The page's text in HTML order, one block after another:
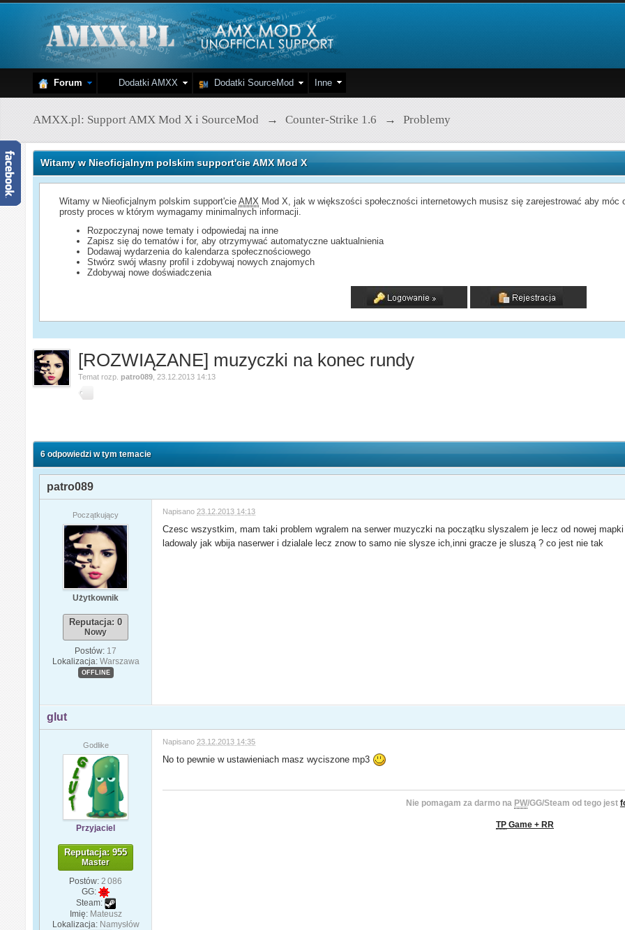
Forum Dodatki AMXX Dodatki SourceMod Inne
AMXX.pl: Support AMX Mod X i SourceMod → Counter-Strike 1.6 → Problemy
Witamy w Nieoficjalnym polskim support'cie AMX Mod X
Witamy w Nieoficjalnym polskim support'cieAMX Mod X, jak w większości społeczności internetowych musisz się zarejestrować aby
prosty proces w którym wymagamy minimalnych informacji.
Rozpoczynaj nowe tematy i odpowiedaj na inne
Zapisz się do tematów i for, aby otrzymywać automatyczne uaktualnienia
Dodawaj wydarzenia do kalendarza społecznościowego
Stwórz swój własny profil i zdobywaj nowych znajomych
Zdobywaj nowe doświadczenia
[ROZWIĄZANE] muzyczki na konec rundy
Temat rozp. patro089 23.12.2013 14:13
6 odpowiedzi w tym temacie
patro089
Początkujący
Użytkownik
Reputacja: 0
Nowy
Postów: 17
Lokalizacja: Warszawa
OFFLINE
Napisano 23.12.2013 14:13
Czesc wszystkim, mam taki problem wgralem na serwer muzyczki na początku slyszalem je lecz od nowej
ladowaly jak wbija naserwer i dzialale lecz znow to samo nie slysze ich,inni gracze je sluszą ? co jest nie tak
glut
Godlike
Przyjaciel
Reputacja: 955
Master
Postów: 2 086
GG:
Steam:
Imię: Mateusz
Lokalizacja: Namysłów
Napisano 23.12.2013 14:35
No to pewnie w ustawieniach masz wyciszone mp3
Nie pomagam za darmo na PW/GG/Steam od tego jest
TP Game + RR